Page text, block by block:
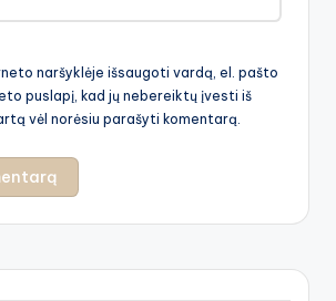
naršyklėje išsaugoti vardą, el. pašto
puslapį, kad jų nebereiktų įvesti iš
vėl norėsiu parašyti komentarą.